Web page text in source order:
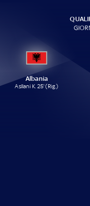
Albania
Asllani K. 25' (Rig.)